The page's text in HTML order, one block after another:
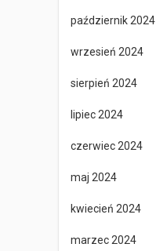
październik 2024
wrzesień 2024
sierpień 2024
lipiec 2024
czerwiec 2024
maj 2024
kwiecień 2024
marzec 2024